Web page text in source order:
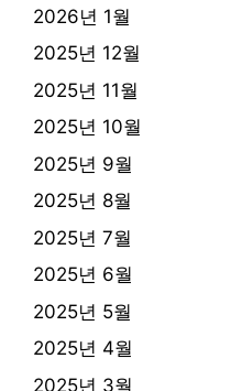
2026년 1월
2025년 12월
2025년 11월
2025년 10월
2025년 9월
2025년 8월
2025년 7월
2025년 6월
2025년 5월
2025년 4월
2025년 3월